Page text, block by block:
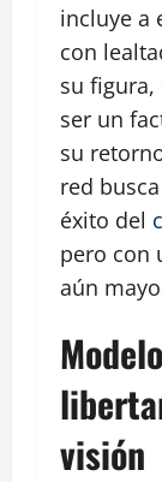
incluye a
con
su
ser un
su
red
éxito del
pero con
aún
Modelo
visión